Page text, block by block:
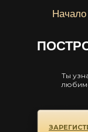
Ты
Начало